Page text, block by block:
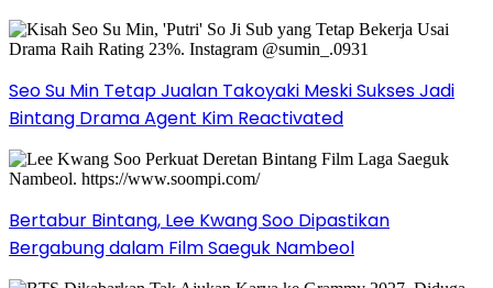
Seo Su Min Tetap Jualan Takoyaki Meski Sukses Jadi
Bintang Drama Agent Kim Reactivated
Bertabur Bintang, Lee Kwang Soo Dipastikan
Bergabung dalam Film Saeguk Nambeol